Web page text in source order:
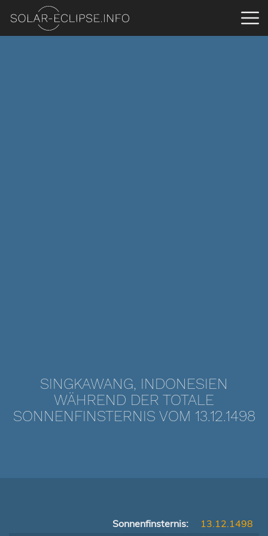
SINGKAWANG, INDONESIEN
WÄHREND DER TOTALE
SONNENFINSTERNIS VOM 13.12.1498
Sonnenfinsternis:
13.12.1498